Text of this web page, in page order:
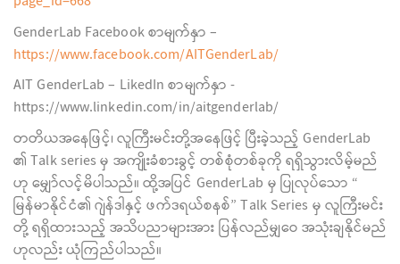
GenderLab Facebook စာမျက်နှာ –
https://www.facebook.com/AITGenderLab/
AIT GenderLab – LikedIn စာမျက်နှာ -
https://www.linkedin.com/in/aitgenderlab/
တတိယအနေဖြင့်၊ လူကြီးမင်းတို့အနေဖြင့် ပြီးခဲ့သည့် GenderLab
၏ Talk series မှ အကျိုးခံစားခွင့် တစ်စုံတစ်ခုကို ရရှိသွားလိမ့်မည်
ဟု မျှော်လင့်မိပါသည်။ ထို့အပြင် GenderLab မှ ပြုလုပ်သော “
မြန်မာနိုင်ငံ၏ ဂျဲန်ဒါနှင့် ဖက်ဒရယ်စနစ်” Talk Series မှ လူကြီးမင်း
တို့ ရရှိထားသည့် အသိပညာများအား ပြန်လည်မျှဝေ အသုံးချနိုင်မည်
ဟုလည်း ယုံကြည်ပါသည်။